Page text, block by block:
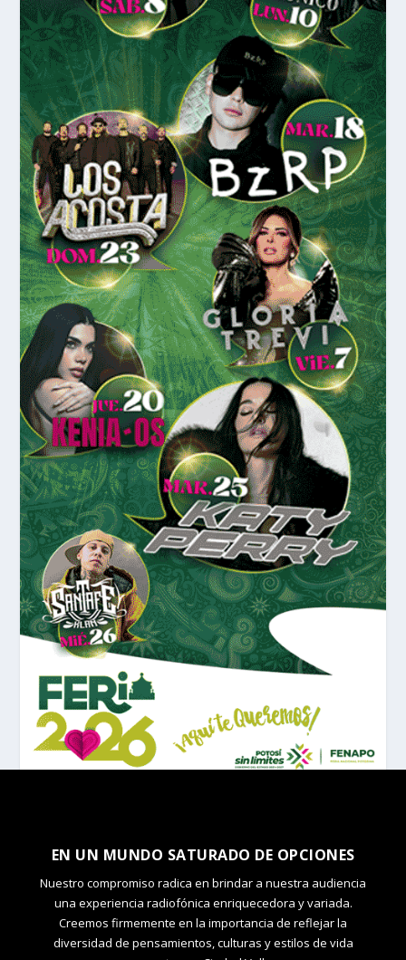
EN UN MUNDO SATURADO DE OPCIONES
Nuestro compromiso radica en brindar a nuestra audiencia
una experiencia radiofónica enriquecedora y variada.
Creemos firmemente en la importancia de reflejar la
diversidad de pensamientos, culturas y estilos de vida